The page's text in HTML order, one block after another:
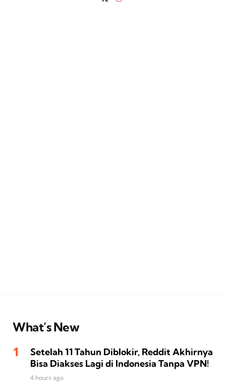
What’s New
Setelah 11 Tahun Diblokir, Reddit Akhirnya
Bisa Diakses Lagi di Indonesia Tanpa VPN!
4 hours ago